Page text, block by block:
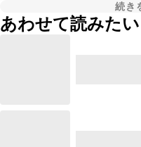
続き
あわせて読みたい